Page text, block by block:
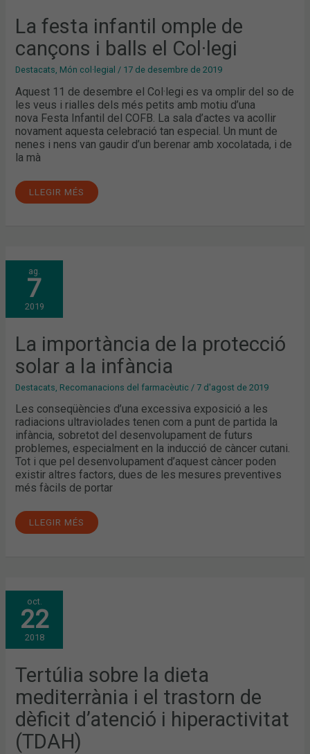
La festa infantil omple de
cançons i balls el Col·legi
Destacats Món col·legial / 17 de desembre de 2019
Aquest 11 de desembre el Col·legi es va omplir del so de
les veus i rialles dels més petits amb motiu d’una
nova Festa Infantil del COFB. La sala d’actes va acollir
novament aquesta celebració tan especial. Un munt de
nenes i nens van gaudir d’un berenar amb xocolatada, i de
la mà
COL·LEGI
LLEGIR MÉS
ag.
7
2019
La importància de la protecció
solar a la infància
Destacats Recomanacions del farmacèutic / 7 d'agost de 2019
Les conseqüències d’una excessiva exposició a les
radiacions ultraviolades tenen com a punt de partida la
infància, sobretot del desenvolupament de futurs
problemes, especialment en la inducció de càncer cutani.
Tot i que pel desenvolupament d’aquest càncer poden
existir altres factors, dues de les mesures preventives
més fàcils de portar
LA
IMPORTÀNCIA
DE
LA
PROTECCIÓ
SOLAR
A
INFÀNCIA
LLEGIR MÉS
oct.
22
2018
Tertúlia sobre la dieta
mediterrània i el trastorn de
dèficit d’atenció i hiperactivitat
(TDAH)
TERTÚLIA
SOBRE
LA
DIETA
MEDITERRÀNIA
I
EL
DÈFICIT
D’ATENCIÓ
I
HIPERACTIVITAT
(TDAH)